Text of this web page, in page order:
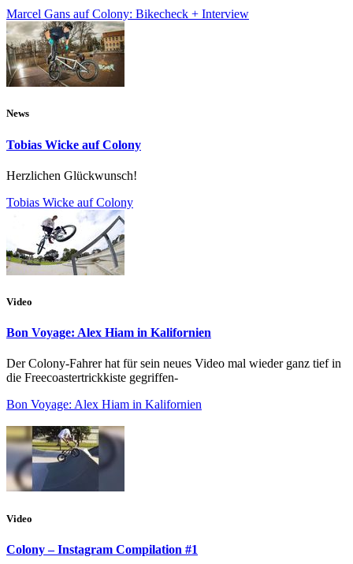
Marcel Gans auf Colony: Bikecheck + Interview
News
Tobias Wicke auf Colony
Herzlichen Glückwunsch!
Tobias Wicke auf Colony
Video
Bon Voyage: Alex Hiam in Kalifornien
Der Colony-Fahrer hat für sein neues Video mal wieder ganz tief in
die Freecoastertrickkiste gegriffen-
Bon Voyage: Alex Hiam in Kalifornien
Video
Colony – Instagram Compilation #1